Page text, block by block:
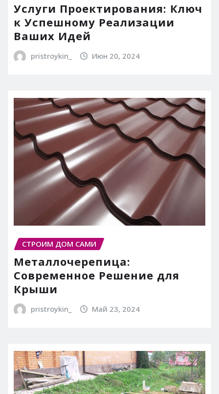
Услуги Проектирования: Ключ
к Успешному Реализации
Ваших Идей
pristroykin_ Июн 20, 2024
СТРОИМ ДОМ САМИ
Металлочерепица:
Современное Решение для
Крыши
pristroykin_ Май 23, 2024